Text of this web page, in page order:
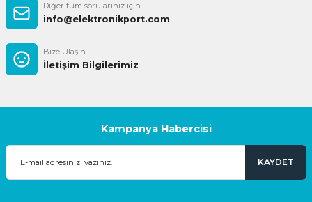
Diğer tüm sorularınız için
info@elektronikport.com
Bize Ulaşın
İletişim Bilgilerimiz
Kampanya Habercisi
KAYDET